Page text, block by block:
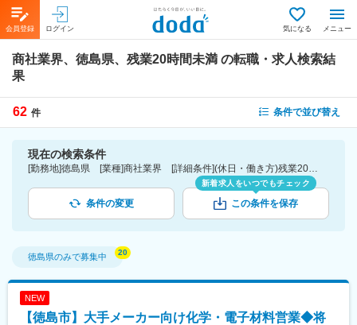
会員登録 ログイン 気になる メニュー
商社業界、徳島県、残業20時間未満 の転職・求人検索結
果
62 件 条件で並び替え
現在の検索条件
[勤務地]徳島県 [業種]商社業界 [詳細条件](休日・働き方)残業20時間未満
条件の変更
新着求人をいつでもチェック
この条件を保存
徳島県のみで募集中
NEW
【徳島市】大手メーカー向け化学・電子材料営業◆将